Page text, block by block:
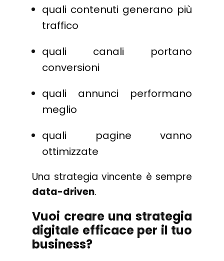
quali contenuti generano più
traffico
quali canali portano
conversioni
quali annunci performano
meglio
quali pagine vanno
ottimizzate
Una strategia vincente è sempre
data-driven.
Vuoi creare una strategia
digitale efficace per il tuo
business?